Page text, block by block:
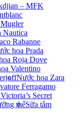
– MFK
Nautica
Rabanne
hoa Prada
Roja Dove
Valentino
Nước hoa Zara
Ferragamo
Secret
thểSữa tắm